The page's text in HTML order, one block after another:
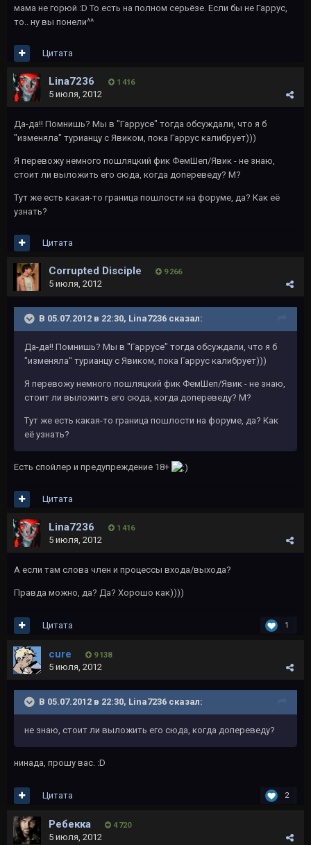
мама не горюй :D То есть на полном серьёзе. Если бы не Гаррус,
то.. ну вы понели^^
Цитата
Lina7236 1 416
5 июля, 2012
Да-да!! Помнишь? Мы в "Гаррусе" тогда обсуждали, что я б
"изменяла" турианцу с Явиком, пока Гаррус калибрует)))
Я перевожу немного пошляцкий фик ФемШеп/Явик - не знаю,
стоит ли выложить его сюда, когда допереведу? М?
Тут же есть какая-то граница пошлости на форуме, да? Как её
узнать?
Цитата
Corrupted Disciple 9 266
5 июля, 2012
В 05.07.2012 в 22:30, Lina7236 сказал:
Да-да!! Помнишь? Мы в "Гаррусе" тогда обсуждали, что я б
"изменяла" турианцу с Явиком, пока Гаррус калибрует)))
Я перевожу немного пошляцкий фик ФемШеп/Явик - не знаю,
стоит ли выложить его сюда, когда допереведу? М?
Тут же есть какая-то граница пошлости на форуме, да? Как
её узнать?
Есть спойлер и предупреждение 18+
Цитата
Lina7236 1 416
5 июля, 2012
А если там слова член и процессы входа/выхода?
Правда можно, да? Да? Хорошо как))))
1
Цитата
cure 9 138
5 июля, 2012
В 05.07.2012 в 22:30, Lina7236 сказал:
не знаю, стоит ли выложить его сюда, когда допереведу?
нинада, прошу вас. :D
2
Цитата
Ребекка 4 720
5 июля, 2012